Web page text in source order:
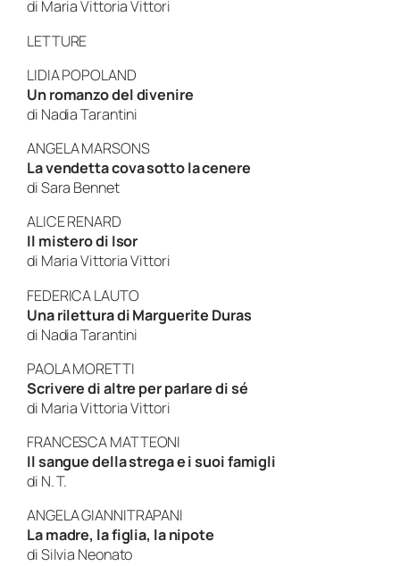
di Maria Vittoria Vittori
LETTURE
LIDIA POPOLAND
Un romanzo del divenire
di Nadia Tarantini
ANGELA MARSONS
La vendetta cova sotto la cenere
diSara Bennet
ALICE RENARD
Il mistero di Isor
di Maria Vittoria Vittori
FEDERICA LAUTO
Una rilettura di Marguerite Duras
di Nadia Tarantini
PAOLA MORETTI
Scrivere di altre per parlare di sé
di Maria Vittoria Vittori
FRANCESCA MATTEONI
Il sangue della strega e i suoi famigli
di N. T.
ANGELA GIANNITRAPANI
La madre, la figlia, la nipote
diSilvia Neonato